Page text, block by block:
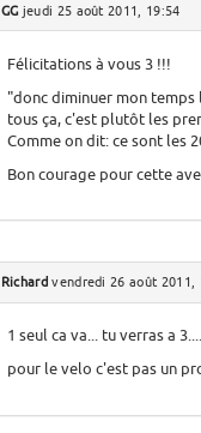
GGjeudi 25 août 2011, 19:54
Félicitations à vous 3 !!!
"donc diminuer mon
tous ça, c'est plutôt les
Comme on dit: ce sont les
Bon courage pour cette
Richardvendredi 26 août 2011,
1 seul ca va... tu verras a 3....
pour le velo c'est pas un